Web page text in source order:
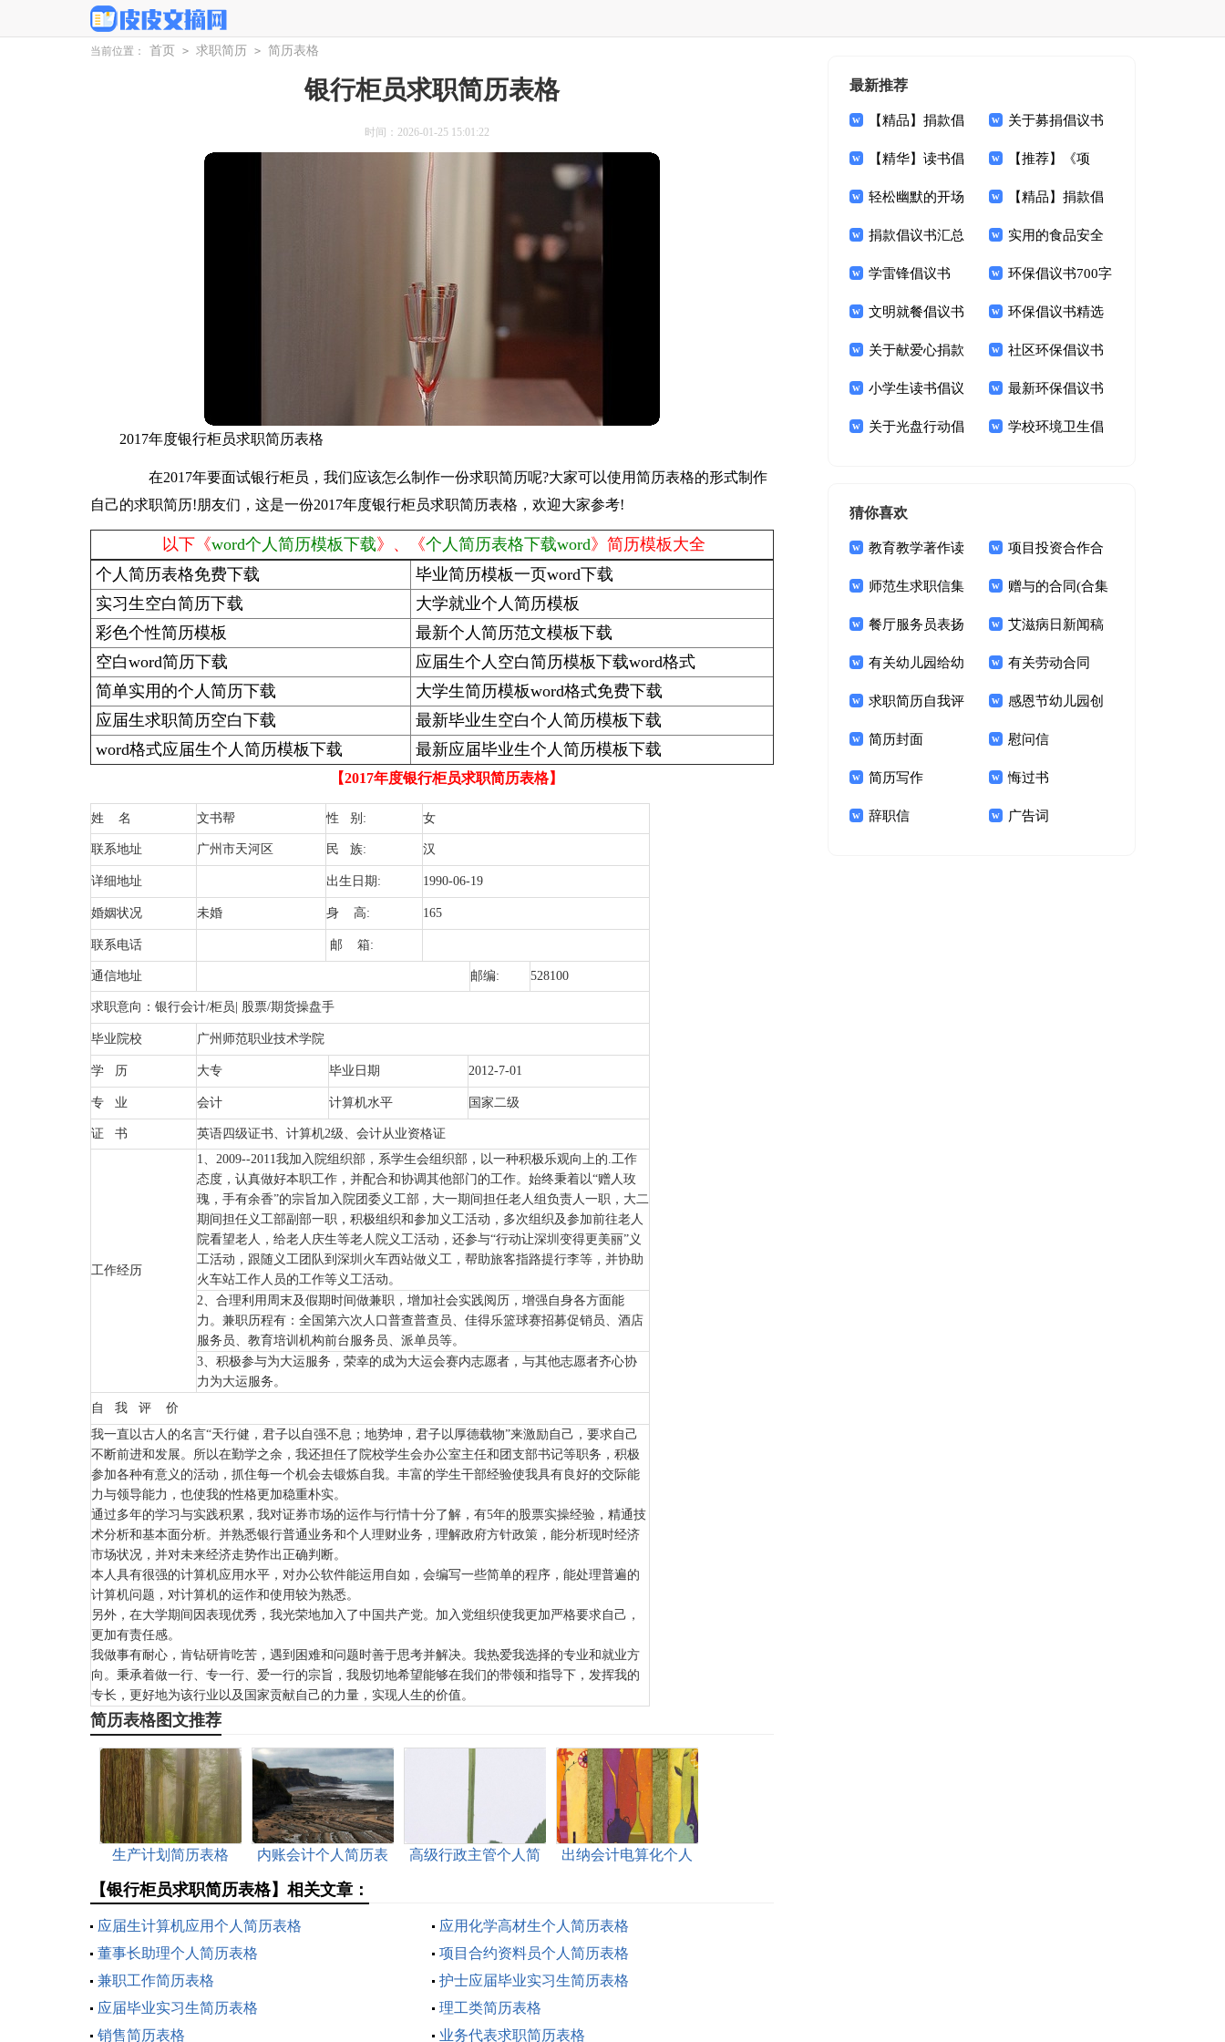
当前位置： 首页 > 求职简历 > 简历表格
银行柜员求职简历表格
时间：2026-01-25 15:01:22
2017年度银行柜员求职简历表格
在2017年要面试银行柜员，我们应该怎么制作一份求职简历呢?大家可以使用简历表格的形式制作
自己的求职简历!朋友们，这是一份2017年度银行柜员求职简历表格，欢迎大家参考!
以下《word个人简历模板下载》、《个人简历表格下载word》简历模板大全
个人简历表格免费下载
毕业简历模板一页word下载
实习生空白简历下载
大学就业个人简历模板
彩色个性简历模板
最新个人简历范文模板下载
空白word简历下载
应届生个人空白简历模板下载word格式
简单实用的个人简历下载
大学生简历模板word格式免费下载
应届生求职简历空白下载
最新毕业生空白个人简历模板下载
word格式应届生个人简历模板下载
最新应届毕业生个人简历模板下载
【2017年度银行柜员求职简历表格】
姓 名 文书帮 性 别: 女
联系地址 广州市天河区 民 族: 汉
详细地址 出生日期: 1990-06-19
婚姻状况 未婚 身 高: 165
联系电话 邮 箱:
通信地址 邮编: 528100
求职意向：银行会计/柜员 股票/期货操盘手
毕业院校 广州师范职业技术学院
学 历 大专 毕业日期 2012-7-01
专 业 会计 计算机水平 国家二级
证 书 英语四级证书、计算机2级、会计从业资格证
工作经历
1、2009--2011我加入院组织部，系学生会组织部，以一种积极乐观向上的.工作
态度，认真做好本职工作，并配合和协调其他部门的工作。始终秉着以“赠人玫
瑰，手有余香”的宗旨加入院团委义工部，大一期间担任老人组负责人一职，大二
期间担任义工部副部一职，积极组织和参加义工活动，多次组织及参加前往老人
院看望老人，给老人庆生等老人院义工活动，还参与“行动让深圳变得更美丽”义
工活动，跟随义工团队到深圳火车西站做义工，帮助旅客指路提行李等，并协助
火车站工作人员的工作等义工活动。
2、合理利用周末及假期时间做兼职，增加社会实践阅历，增强自身各方面能
力。兼职历程有：全国第六次人口普查普查员、佳得乐篮球赛招募促销员、酒店
服务员、教育培训机构前台服务员、派单员等。
3、积极参与为大运服务，荣幸的成为大运会赛内志愿者，与其他志愿者齐心协
力为大运服务。
自
我 评
价
我一直以古人的名言“天行健，君子以自强不息；地势坤，君子以厚德载物”来激励自己，要求自己
不断前进和发展。所以在勤学之余，我还担任了院校学生会办公室主任和团支部书记等职务，积极
参加各种有意义的活动，抓住每一个机会去锻炼自我。丰富的学生干部经验使我具有良好的交际能
力与领导能力，也使我的性格更加稳重朴实。
通过多年的学习与实践积累，我对证券市场的运作与行情十分了解，有5年的股票实操经验，精通技
术分析和基本面分析。并熟悉银行普通业务和个人理财业务，理解政府方针政策，能分析现时经济
市场状况，并对未来经济走势作出正确判断。
本人具有很强的计算机应用水平，对办公软件能运用自如，会编写一些简单的程序，能处理普遍的
计算机问题，对计算机的运作和使用较为熟悉。
另外，在大学期间因表现优秀，我光荣地加入了中国共产党。加入党组织使我更加严格要求自己，
更加有责任感。
我做事有耐心，肯钻研肯吃苦，遇到困难和问题时善于思考并解决。我热爱我选择的专业和就业方
向。秉承着做一行、专一行、爱一行的宗旨，我殷切地希望能够在我们的带领和指导下，发挥我的
专长，更好地为该行业以及国家贡献自己的力量，实现人生的价值。
简历表格图文推荐
生产计划简历表格
内账会计个人简历表
高级行政主管个人简
出纳会计电算化个人
【银行柜员求职简历表格】相关文章：
应届生计算机应用个人简历表格
应用化学高材生个人简历表格
董事长助理个人简历表格
项目合约资料员个人简历表格
兼职工作简历表格
护士应届毕业实习生简历表格
应届毕业实习生简历表格
理工类简历表格
销售简历表格
业务代表求职简历表格
最新推荐
【精品】捐款倡
议书锦集9篇
关于募捐倡议书
范文集锦9篇
【精华】读书倡
议书锦集九篇
【推荐】《项
链》读后感9篇
轻松幽默的开场
白
【精品】捐款倡
议书集合7篇
捐款倡议书汇总
七篇
实用的食品安全
倡议书4篇
学雷锋倡议书
1000字
环保倡议书700字
文明就餐倡议书
范文锦集九篇
环保倡议书精选
15篇
关于献爱心捐款
倡议书范文9篇
社区环保倡议书
15篇
小学生读书倡议
书14篇
最新环保倡议书
关于光盘行动倡 学校环境卫生倡
猜你喜欢
教育教学著作读
书心得
项目投资合作合
同
师范生求职信集
合八篇
赠与的合同(合集
15篇)
餐厅服务员表扬
信
艾滋病日新闻稿
范文（精选16篇）
有关幼儿园给幼
儿表扬信3篇
有关劳动合同
求职简历自我评
价15篇
感恩节幼儿园创
意活动方案
简历封面 慰问信
简历写作 悔过书
辞职信 广告词